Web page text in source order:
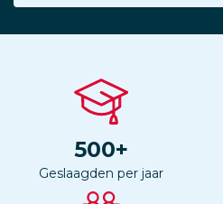
500+
Geslaagden per jaar